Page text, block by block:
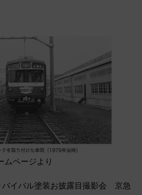
ページより
イバル塗装お披露目撮影会 京急